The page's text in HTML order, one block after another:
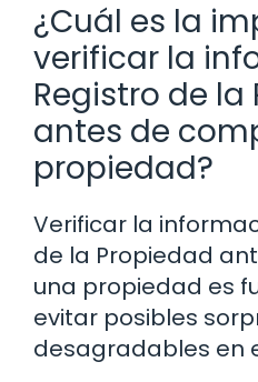
¿Cuál es la
verificar la
Registro de la
antes de
propiedad?
Verificar la
de la Propiedad
una propiedad es
evitar posibles
desagradables en